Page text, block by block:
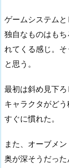
ゲームシステム
独自なものはも
れてくる感じ。
と思う。
最初は斜め見下
キャラクタがどう
すぐに慣れた。
また、オーブメ
奥が深そうだっ